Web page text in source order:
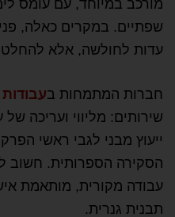
מורכב במיוחד, עם עומס
שפתיים. במקרים כאלה,
עדות לחולשה, אלא
חברות המתמחות ב
שירותים: מליווי ועריכה
ייעוץ מבני לגבי ראשי
הסקירה הספרותית. חשוב
עבודה מקורית, מותאמת
תבנית גנרית.